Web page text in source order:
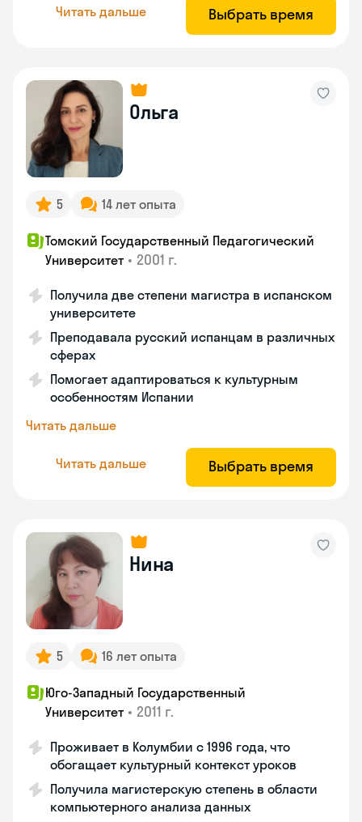
Читать дальше Выбрать время
Ольга
5 14 лет опыта
Томский Государственный Педагогический
Университет • 2001 г.
Получила две степени магистра в испанском
университете
Преподавала русский испанцам в различных
сферах
Помогает адаптироваться к культурным
особенностям Испании
Читать дальше
Читать дальше Выбрать время
Нина
5 16 лет опыта
Юго-Западный Государственный
Университет • 2011 г.
Проживает в Колумбии с 1996 года, что
обогащает культурный контекст уроков
Получила магистерскую степень в области
компьютерного анализа данных